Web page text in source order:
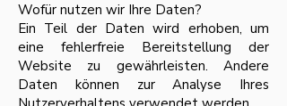
Wofür nutzen wir Ihre Daten?
Ein Teil der Daten wird erhoben, um
eine fehlerfreie Bereitstellung der
Website zu gewährleisten. Andere
Daten können zur Analyse Ihres